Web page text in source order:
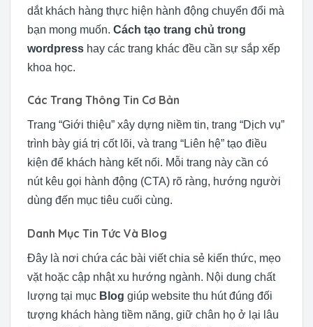
dắt khách hàng thực hiện hành động chuyển đổi mà
bạn mong muốn. Cách tạo trang chủ trong
wordpress hay các trang khác đều cần sự sắp xếp
khoa học.
Các Trang Thông Tin Cơ Bản
Trang “Giới thiệu” xây dựng niềm tin, trang “Dịch vụ”
trình bày giá trị cốt lõi, và trang “Liên hệ” tạo điều
kiện để khách hàng kết nối. Mỗi trang này cần có
nút kêu gọi hành động (CTA) rõ ràng, hướng người
dùng đến mục tiêu cuối cùng.
Danh Mục Tin Tức Và Blog
Đây là nơi chứa các bài viết chia sẻ kiến thức, mẹo
vặt hoặc cập nhật xu hướng ngành. Nội dung chất
lượng tại mục Blog giúp website thu hút đúng đối
tượng khách hàng tiềm năng, giữ chân họ ở lại lâu